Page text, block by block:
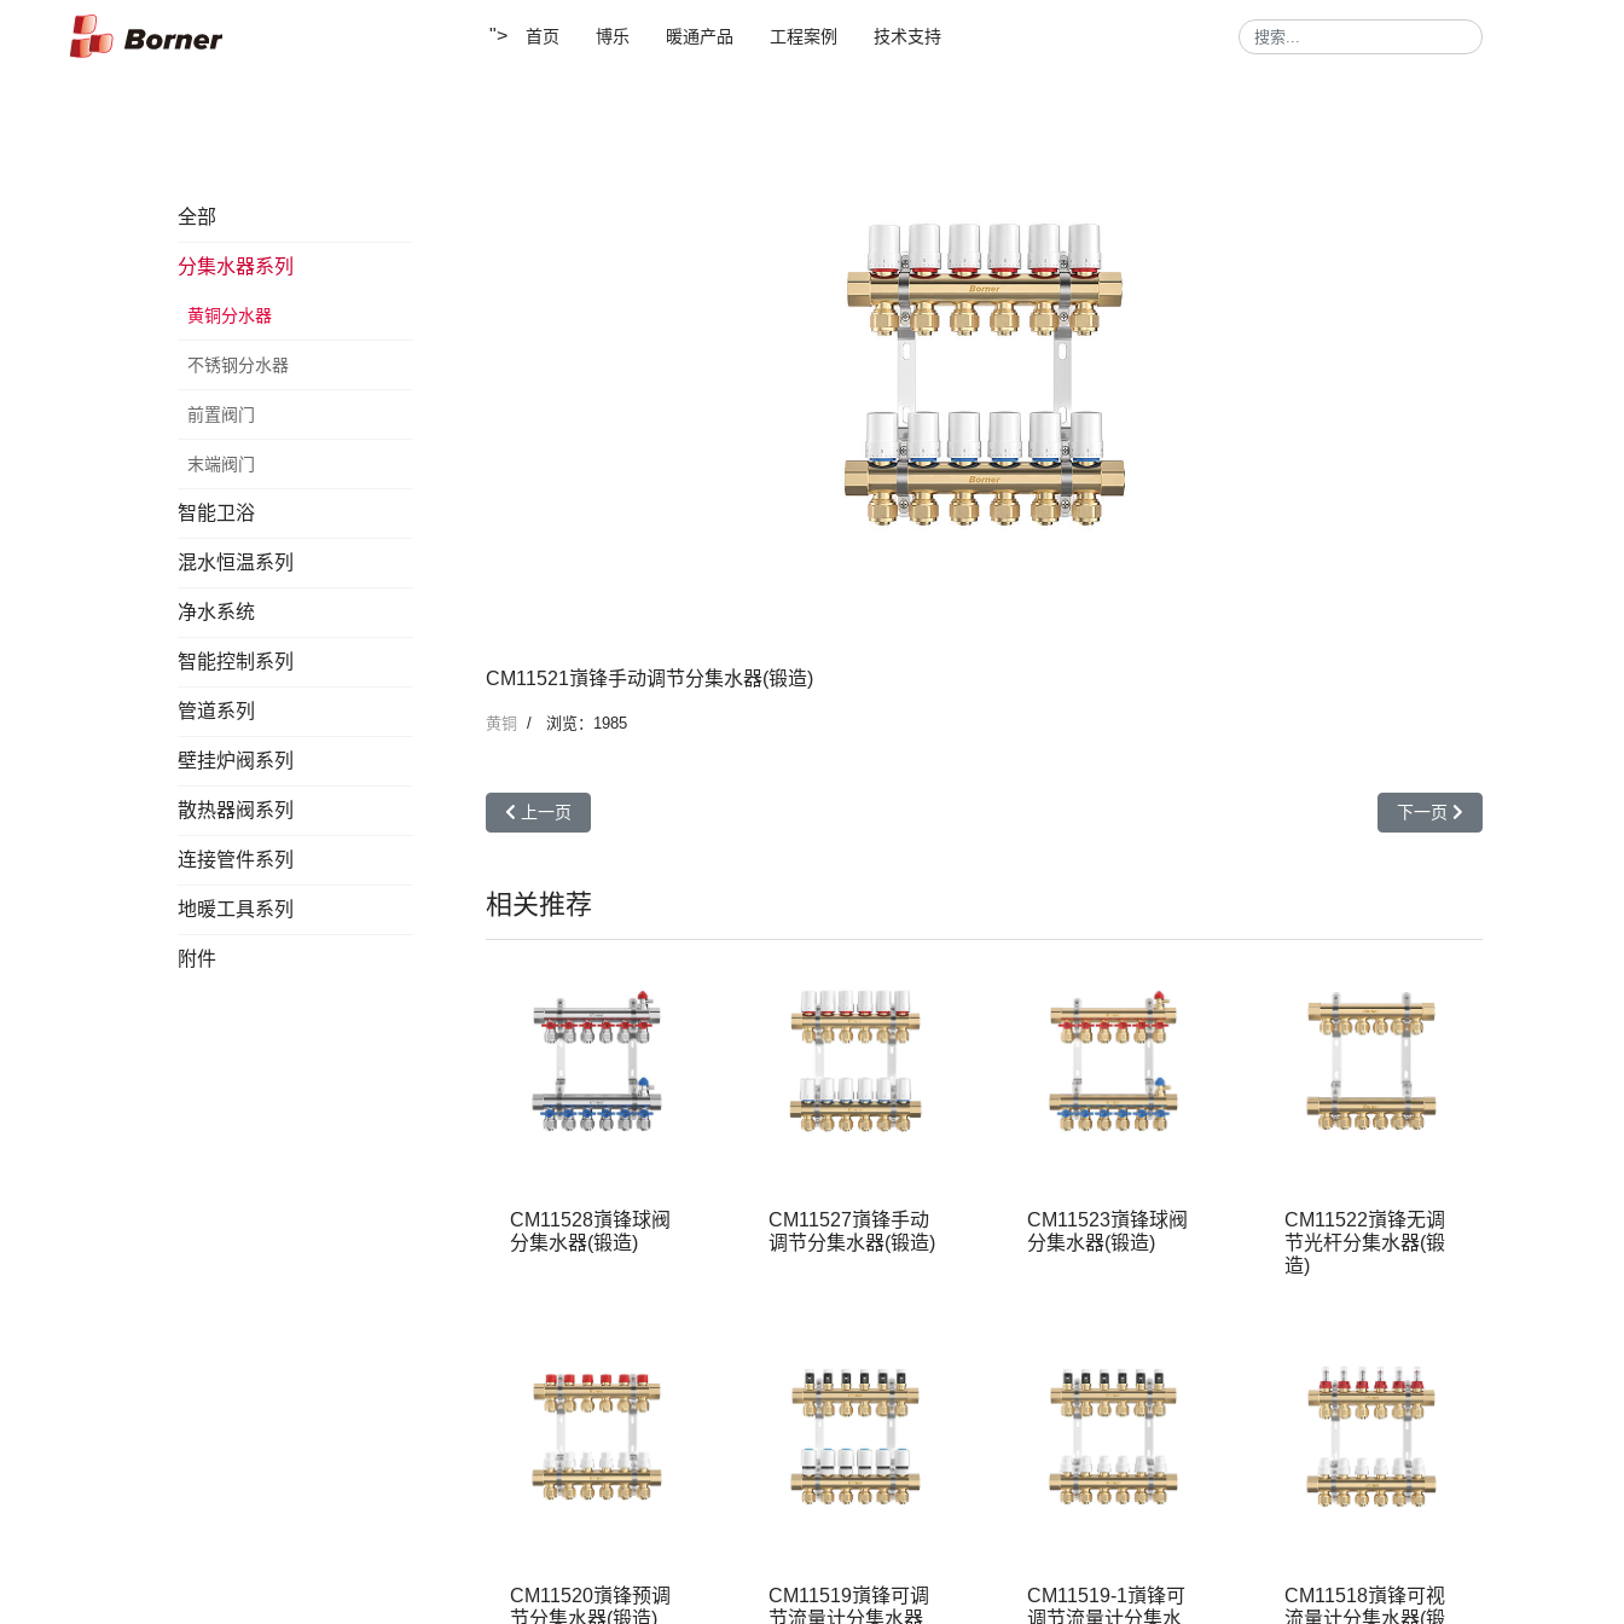
"> 首页 博乐 暖通产品 工程案例 技术支持
搜索
全部
分集水器系列
黄铜分水器
不锈钢分水器
前置阀门
末端阀门
智能卫浴
混水恒温系列
净水系统
智能控制系列
管道系列
壁挂炉阀系列
散热器阀系列
连接管件系列
地暖工具系列
附件
CM11521嵿锋手动调节分集水器(锻造)
黄铜 浏览：1985
上一篇文章: CM11522嵿锋无调节光杆分集水器(锻造)
上一页 下一篇文章: CM11520嵿锋预
下一页
相关推荐
CM11528嵿锋球阀
分集水器(锻造)
CM11527嵿锋手动
调节分集水器(锻造)
CM11523嵿锋球阀
分集水器(锻造)
CM11522嵿锋无调
节光杆分集水器(锻
造)
CM11520嵿锋预调
节分集水器(锻造)
CM11519嵿锋可调
节流量计分集水器
CM11519-1嵿锋可
调节流量计分集水
CM11518嵿锋可视
流量计分集水器(锻